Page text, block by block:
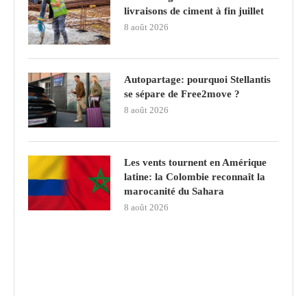
livraisons de ciment à fin juillet
8 août 2026
Autopartage: pourquoi Stellantis
se sépare de Free2move ?
8 août 2026
Les vents tournent en Amérique
latine: la Colombie reconnaît la
marocanité du Sahara
8 août 2026